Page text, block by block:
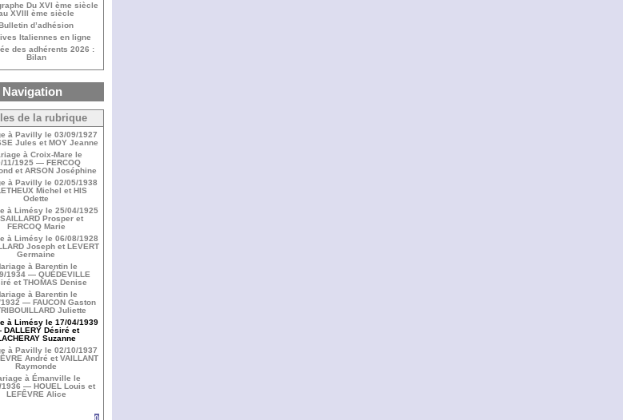
Du XVI ème siècle
XVIII ème siècle
d’adhésion
Italiennes en ligne
des adhérents 2026 :
Bilan
Navigation
de la rubrique
à Pavilly le 03/09/1927
Jules et MOY Jeanne
à Croix-Mare le
11/1925 — FERCOQ
et ARSON Joséphine
à Pavilly le 02/05/1938
Michel et HIS
Odette
à Limésy le 25/04/1925
Prosper et
FERCOQ Marie
à Limésy le 06/08/1928
Joseph et LEVERT
Germaine
à Barentin le
1934 — QUÉDEVILLE
et THOMAS Denise
à Barentin le
— FAUCON Gaston
Juliette
à Limésy le 17/04/1939
Désiré et
Suzanne
à Pavilly le 02/10/1937
André et VAILLANT
Raymonde
à Émanville le
1936 — HOUEL Louis et
LEFÊVRE Alice
0